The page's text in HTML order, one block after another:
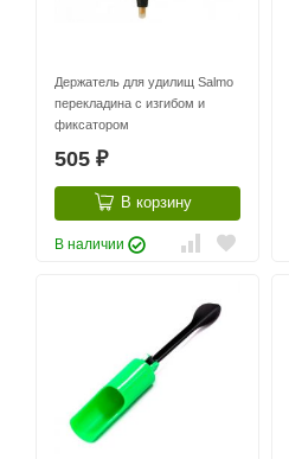
Держатель для удилищ Salmo
перекладина с изгибом и
фиксатором
505 ₽
В корзину
В наличии